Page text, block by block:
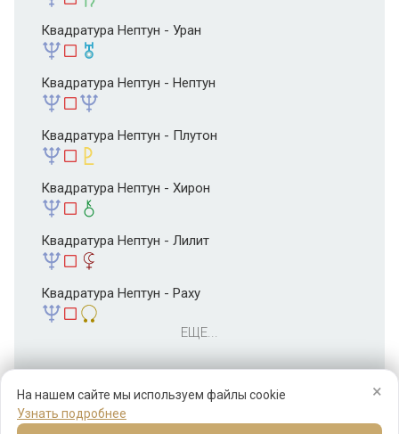
×
На нашем сайте мы используем файлы cookie
Узнать подробнее
Квадратура Нептун - Уран
Квадратура Нептун - Нептун
Квадратура Нептун - Плутон
Квадратура Нептун - Хирон
Квадратура Нептун - Лилит
Квадратура Нептун - Раху
ЕЩЕ...